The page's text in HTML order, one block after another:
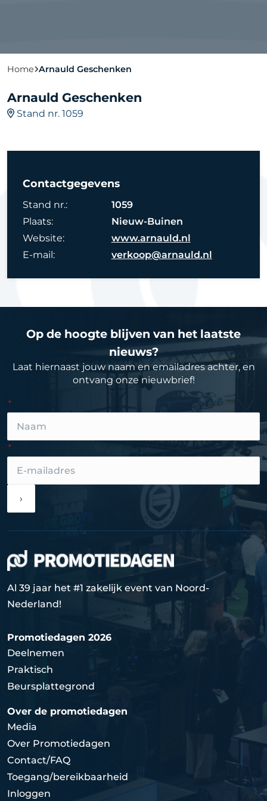
Home Arnauld Geschenken
Arnauld Geschenken
Stand nr. 1059
Contactgegevens
Stand nr.:
1059
Plaats:
Nieuw-Buinen
Website:
www.arnauld.nl
E-mail:
verkoop@arnauld.nl
Op de hoogte blijven van het laatste
nieuws?
Laat hiernaast jouw naam en emailadres achter, en
ontvang onze nieuwbrief!
›
Al 39 jaar het #1 zakelijk event van Noord-
Nederland!
Promotiedagen 2026
Deelnemen
Praktisch
Beursplattegrond
Over de promotiedagen
Media
Over Promotiedagen
Contact/FAQ
Toegang/bereikbaarheid
Inloggen